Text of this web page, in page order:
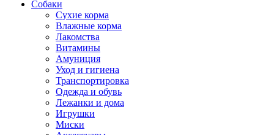
Собаки
Сухие корма
Влажные корма
Лакомства
Витамины
Амуниция
Уход и гигиена
Транспортировка
Одежда и обувь
Лежанки и дома
Игрушки
Миски